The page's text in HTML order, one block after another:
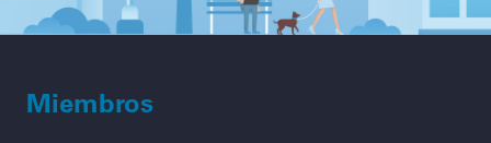
Miembros